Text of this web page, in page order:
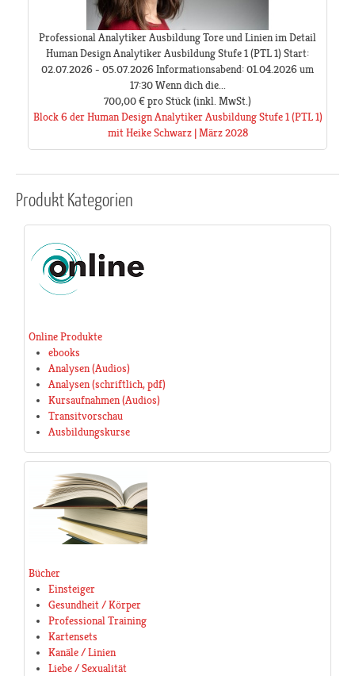
Professional Analytiker Ausbildung Tore und Linien im Detail
Human Design Analytiker Ausbildung Stufe 1 (PTL 1) Start:
02.07.2026 - 05.07.2026 Informationsabend: 01.04.2026 um
17:30 Wenn dich die...
700,00 €pro Stück(inkl. MwSt.)
Block 6 der Human Design Analytiker Ausbildung Stufe 1 (PTL 1)
mit Heike Schwarz | März 2028
ProduktKategorien
Online Produkte
ebooks
Analysen (Audios)
Analysen (schriftlich, pdf)
Kursaufnahmen (Audios)
Transitvorschau
Ausbildungskurse
Bücher
Einsteiger
Gesundheit / Körper
Professional Training
Kartensets
Kanäle / Linien
Liebe / Sexualität